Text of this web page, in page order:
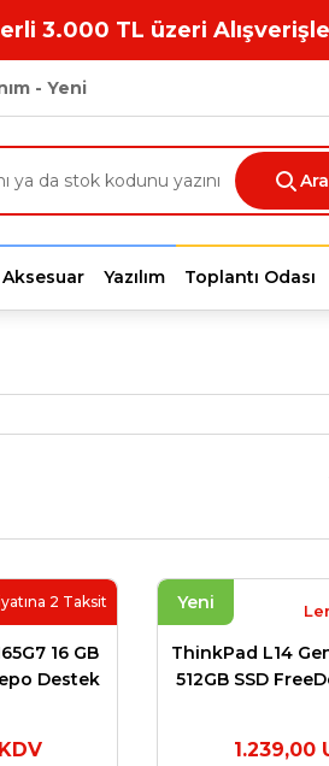
3.000 TL üzeri
- Yeni
Ara
Aksesuar Yazılım Toplantı Odası
2 Taksit
16 GB
Destek
Yeni
ThinkPad L14
512GB SSD
1.239,00